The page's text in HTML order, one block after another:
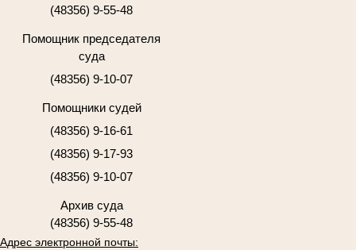
(48356) 9-55-48
Помощник председателя
суда
(48356) 9-10-07
Помощники судей
(48356) 9-16-61
(48356) 9-17-93
(48356) 9-10-07
Архив суда
(48356) 9-55-48
Адрес электронной почты: